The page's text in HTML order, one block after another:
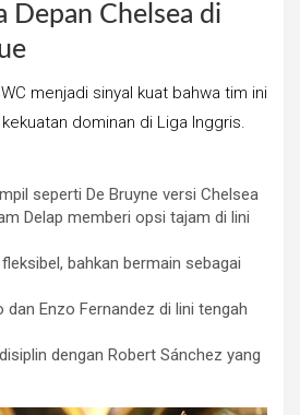
Depan Chelsea di
menjadi sinyal kuat bahwa tim ini
dominan di Liga Inggris.
seperti De Bruyne versi Chelsea
Delap memberi opsi tajam di lini
bahkan bermain sebagai
dan Enzo Fernandez di lini tengah
dengan Robert Sánchez yang